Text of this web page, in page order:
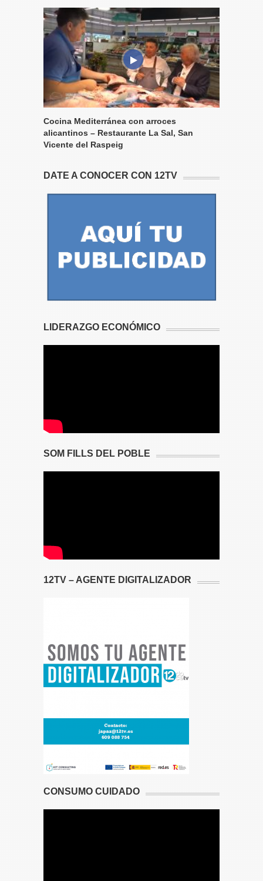
Cocina Mediterránea con arroces
alicantinos – Restaurante La Sal, San
Vicente del Raspeig
DATE A CONOCER CON 12TV
LIDERAZGO ECONÓMICO
SOM FILLS DEL POBLE
12TV – AGENTE DIGITALIZADOR
CONSUMO CUIDADO